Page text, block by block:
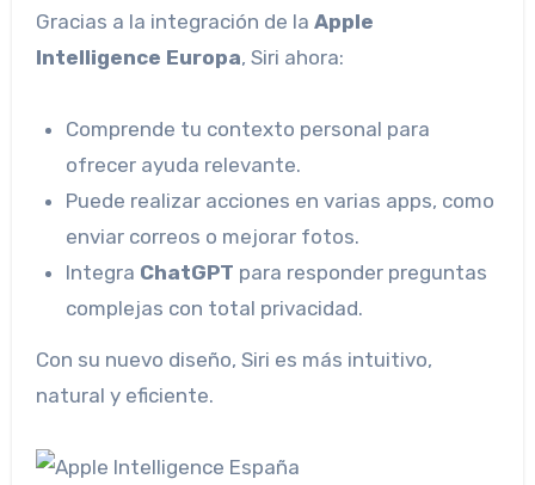
Gracias a la integración de la Apple
Intelligence Europa, Siri ahora:
Comprende tu contexto personal para
ofrecer ayuda relevante.
Puede realizar acciones en varias apps, como
enviar correos o mejorar fotos.
Integra ChatGPT para responder preguntas
complejas con total privacidad.
Con su nuevo diseño, Siri es más intuitivo,
natural y eficiente.